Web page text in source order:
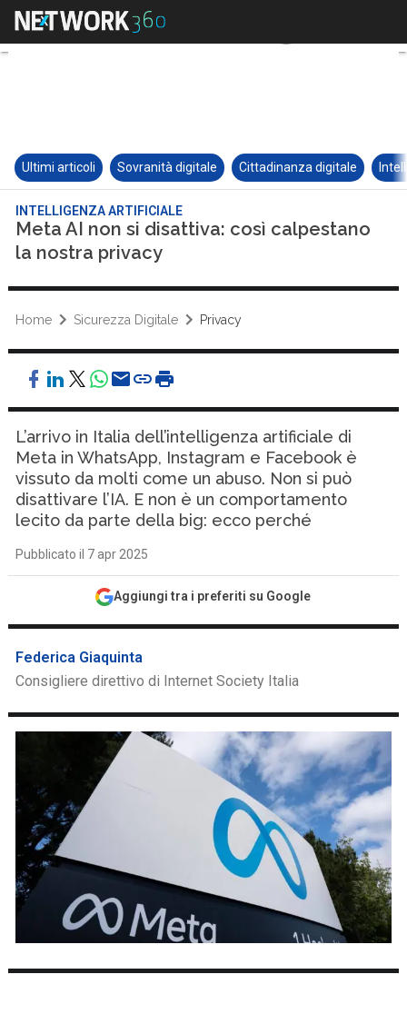
Ultimi articoli Sovranità digitale Cittadinanza digitale
INTELLIGENZA ARTIFICIALE
Meta AI non si disattiva: così calpestano
la nostra privacy
Home Sicurezza Digitale Privacy
L’arrivo in Italia dell’intelligenza artificiale di
Meta in WhatsApp, Instagram e Facebook è
vissuto da molti come un abuso. Non si può
disattivare l’IA. E non è un comportamento
lecito da parte della big: ecco perché
Pubblicato il 7 apr 2025
Aggiungi tra i preferiti su Google
Federica Giaquinta
Consigliere direttivo di Internet Society Italia